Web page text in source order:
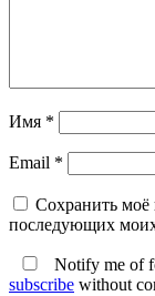
Имя *
Email *
Сохранить моё
последующих
Notify me of
subscribe without